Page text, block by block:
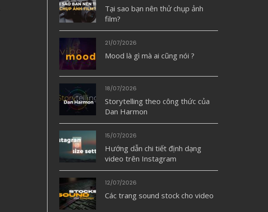
Tại sao bạn nên thử chụp ảnh
film?
21/07/2026
Mood là gì mà ai cũng nói ?
18/07/2026
Storytelling theo công thức của
Dan Harmon
15/07/2026
Hướng dẫn chi tiết định dạng
video trên Instagram
12/07/2026
Các trang sound stock cho video